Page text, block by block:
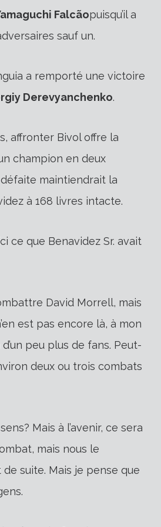
Falcãopuisqu’il a
sauf un.
a remporté une victoire
Derevyanchenko.
affronter Bivol offre la
champion en deux
maintiendrait la
à 168 livres intacte.
ce que Benavidez Sr. avait
David Morrell, mais
est pas encore là, à mon
peu plus de fans. Peut-
deux ou trois combats
Mais à l’avenir, ce sera
mais nous le
suite. Mais je pense que